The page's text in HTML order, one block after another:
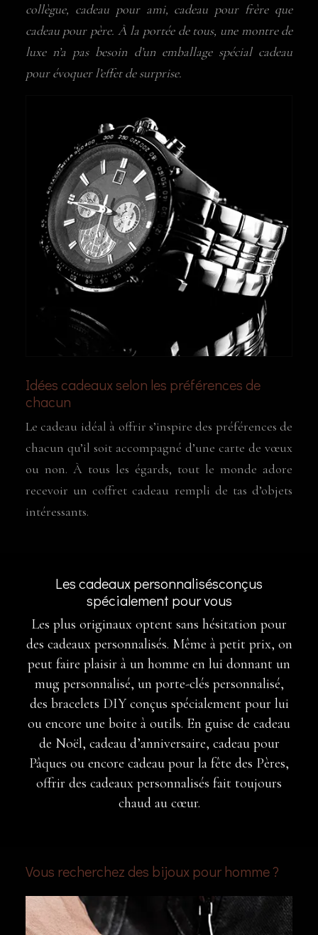
collègue, cadeau pour ami, cadeau pour frère que
cadeau pour père. À la portée de tous, une montre de
luxe n’a pas besoin d’un emballage spécial cadeau
pour évoquer l’effet de surprise.
Idées cadeaux selon les préférences de
chacun
Le cadeau idéal à offrir s’inspire des préférences de
chacun qu’il soit accompagné d’une carte de vœux
ou non. À tous les égards, tout le monde adore
recevoir un coffret cadeau rempli de tas d’objets
intéressants.
Les cadeaux personnalisésconçus
spécialement pour vous
Les plus originaux optent sans hésitation pour
des cadeaux personnalisés. Même à petit prix, on
peut faire plaisir à un homme en lui donnant un
mug personnalisé, un porte-clés personnalisé,
des bracelets DIY conçus spécialement pour lui
ou encore une boite à outils. En guise de cadeau
de Noël, cadeau d’anniversaire, cadeau pour
Pâques ou encore cadeau pour la fête des Pères,
offrir des cadeaux personnalisés fait toujours
chaud au cœur.
Vous recherchez des bijoux pour homme ?